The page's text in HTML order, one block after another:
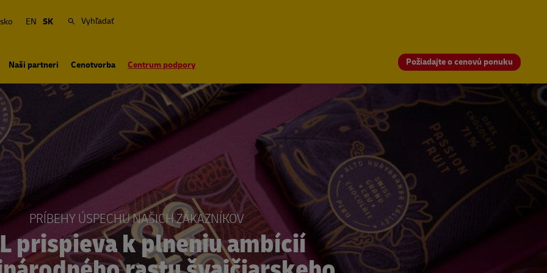
EN SK Vyhľadať
Naši partneri Cenotvorba Centrum podpory Požiadajte o cenovú ponuku
PRÍBEHY ÚSPECHU NAŠICH ZÁKAZNÍKOV
prispieva k plneniu ambícií